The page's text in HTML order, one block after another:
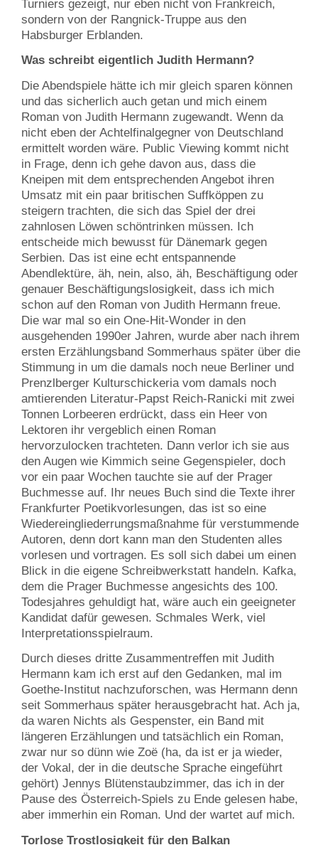
Turniers gezeigt, nur eben nicht von Frankreich,
sondern von der Rangnick-Truppe aus den
Habsburger Erblanden.
Was schreibt eigentlich Judith Hermann?
Die Abendspiele hätte ich mir gleich sparen können
und das sicherlich auch getan und mich einem
Roman von Judith Hermann zugewandt. Wenn da
nicht eben der Achtelfinalgegner von Deutschland
ermittelt worden wäre. Public Viewing kommt nicht
in Frage, denn ich gehe davon aus, dass die
Kneipen mit dem entsprechenden Angebot ihren
Umsatz mit ein paar britischen Suffköppen zu
steigern trachten, die sich das Spiel der drei
zahnlosen Löwen schöntrinken müssen. Ich
entscheide mich bewusst für Dänemark gegen
Serbien. Das ist eine echt entspannende
Abendlektüre, äh, nein, also, äh, Beschäftigung oder
genauer Beschäftigungslosigkeit, dass ich mich
schon auf den Roman von Judith Hermann freue.
Die war mal so ein One-Hit-Wonder in den
ausgehenden 1990er Jahren, wurde aber nach ihrem
ersten Erzählungsband Sommerhaus später über die
Stimmung in um die damals noch neue Berliner und
Prenzlberger Kulturschickeria vom damals noch
amtierenden Literatur-Papst Reich-Ranicki mit zwei
Tonnen Lorbeeren erdrückt, dass ein Heer von
Lektoren ihr vergeblich einen Roman
hervorzulocken trachteten. Dann verlor ich sie aus
den Augen wie Kimmich seine Gegenspieler, doch
vor ein paar Wochen tauchte sie auf der Prager
Buchmesse auf. Ihr neues Buch sind die Texte ihrer
Frankfurter Poetikvorlesungen, das ist so eine
Wiedereingliederrungsmaßnahme für verstummende
Autoren, denn dort kann man den Studenten alles
vorlesen und vortragen. Es soll sich dabei um einen
Blick in die eigene Schreibwerkstatt handeln. Kafka,
dem die Prager Buchmesse angesichts des 100.
Todesjahres gehuldigt hat, wäre auch ein geeigneter
Kandidat dafür gewesen. Schmales Werk, viel
Interpretationsspielraum.
Durch dieses dritte Zusammentreffen mit Judith
Hermann kam ich erst auf den Gedanken, mal im
Goethe-Institut nachzuforschen, was Hermann denn
seit Sommerhaus später herausgebracht hat. Ach ja,
da waren Nichts als Gespenster, ein Band mit
längeren Erzählungen und tatsächlich ein Roman,
zwar nur so dünn wie Zoë (ha, da ist er ja wieder,
der Vokal, der in die deutsche Sprache eingeführt
gehört) Jennys Blütenstaubzimmer, das ich in der
Pause des Österreich-Spiels zu Ende gelesen habe,
aber immerhin ein Roman. Und der wartet auf mich.
Torlose Trostlosigkeit für den Balkan